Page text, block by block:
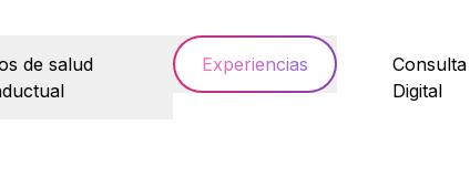
de salud
Experiencias
Consulta
Digital